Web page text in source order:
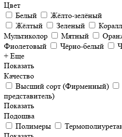
Цвет
Белый
Жёлто-зелёный
Жёлтый
Зеленый
Мультиколор
Мятный
Фиолетовый
Чёрно-белый
+ Еще
Показать
Качество
Высший сорт (Фирменный)
представитель)
Показать
Подошва
Полимеры